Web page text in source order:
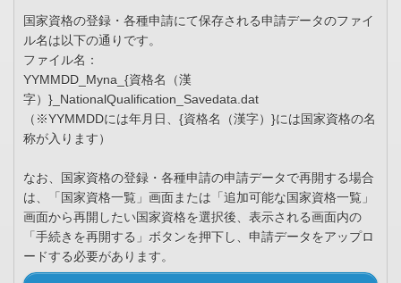
国家資格の登録・各種申請にて保存される申請データのファイ
ル名は以下の通りです。
ファイル名：
YYMMDD_Myna_{資格名（漢
字）}_NationalQualification_Savedata.dat
（※YYMMDDには年月日、{資格名（漢字）}には国家資格の名
称が入ります）
なお、国家資格の登録・各種申請の申請データで再開する場合
は、「国家資格一覧」画面または「追加可能な国家資格一覧」
画面から再開したい国家資格を選択後、表示される画面内の
「手続きを再開する」ボタンを押下し、申請データをアップロ
ードする必要があります。